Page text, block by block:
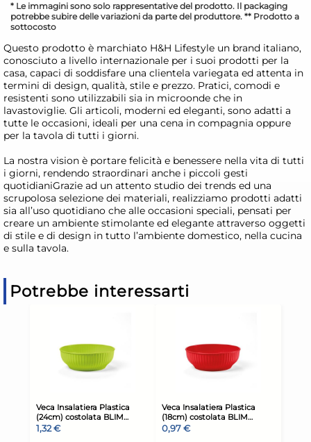
* Le immagini sono solo rappresentative del prodotto. Il packaging
potrebbe subire delle variazioni da parte del produttore. ** Prodotto a
sottocosto
Questo prodotto è marchiato H&H Lifestyle un brand italiano,
conosciuto a livello internazionale per i suoi prodotti per la
casa, capaci di soddisfare una clientela variegata ed attenta in
termini di design, qualità, stile e prezzo. Pratici, comodi e
resistenti sono utilizzabili sia in microonde che in
lavastoviglie. Gli articoli, moderni ed eleganti, sono adatti a
tutte le occasioni, ideali per una cena in compagnia oppure
per la tavola di tutti i giorni.
La nostra vision è portare felicità e benessere nella vita di tutti
i giorni, rendendo straordinari anche i piccoli gesti
quotidianiGrazie ad un attento studio dei trends ed una
scrupolosa selezione dei materiali, realizziamo prodotti adatti
sia all’uso quotidiano che alle occasioni speciali, pensati per
creare un ambiente stimolante ed elegante attraverso oggetti
di stile e di design in tutto l’ambiente domestico, nella cucina
e sulla tavola.
Potrebbe interessarti